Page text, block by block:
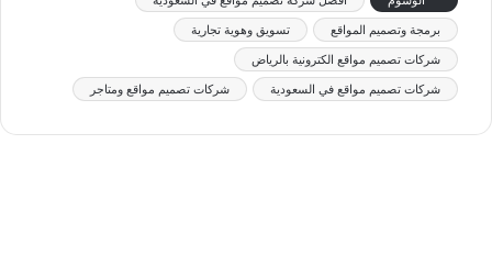
برمجة وتصميم المواقع تسويق وهوية تجارية
شركات تصميم مواقع الكترونية بالرياض
شركات تصميم مواقع في السعودية شركات تصميم مواقع ومتاجر